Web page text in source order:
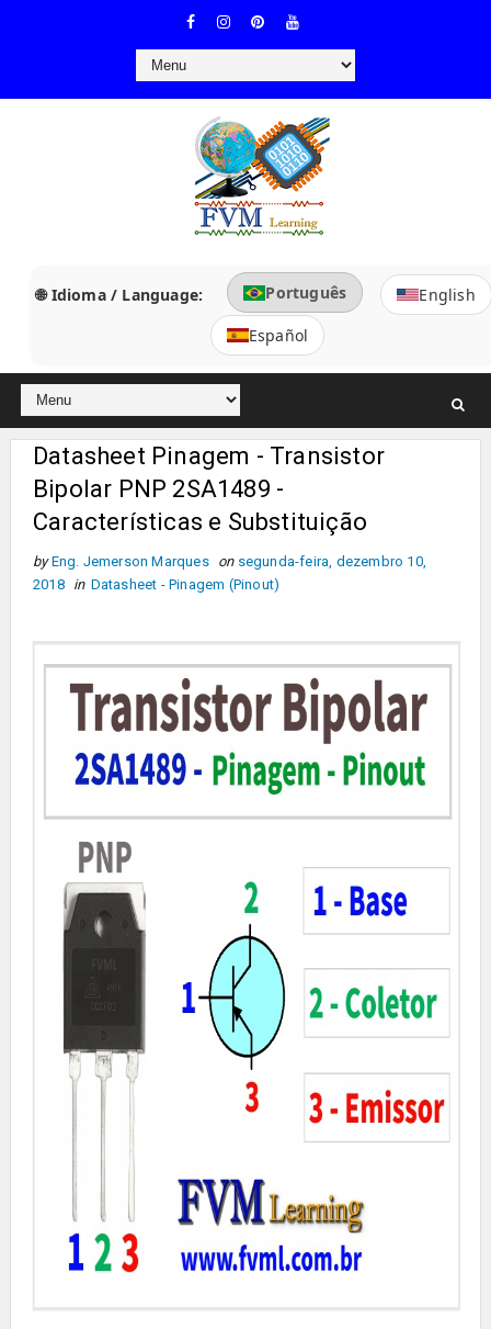
🌐 Idioma / Language: Português
English
Español
Datasheet Pinagem - Transistor
Bipolar PNP 2SA1489 -
Características e Substituição
by Eng. Jemerson Marques on segunda-feira, dezembro 10,
2018
in Datasheet - Pinagem (Pinout)